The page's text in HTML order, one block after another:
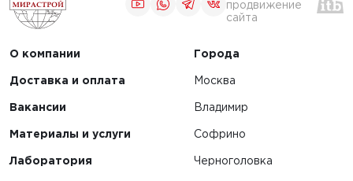
продвижение
сайта
О компании
Доставка и оплата
Вакансии
Материалы и услуги
Лаборатория
Города
Москва
Владимир
Софрино
Черноголовка